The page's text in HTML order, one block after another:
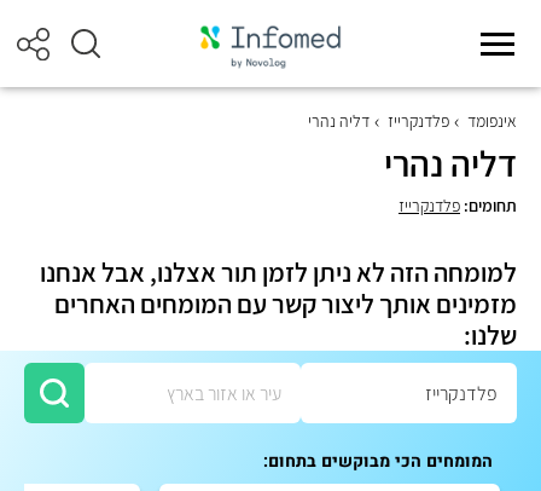
אינפומד פלדנקרייז דליה נהרי
דליה נהרי
תחומים: פלדנקרייז
למומחה הזה לא ניתן לזמן תור אצלנו, אבל אנחנו
מזמינים אותך ליצור קשר עם המומחים האחרים
שלנו:
המומחים הכי מבוקשים בתחום: